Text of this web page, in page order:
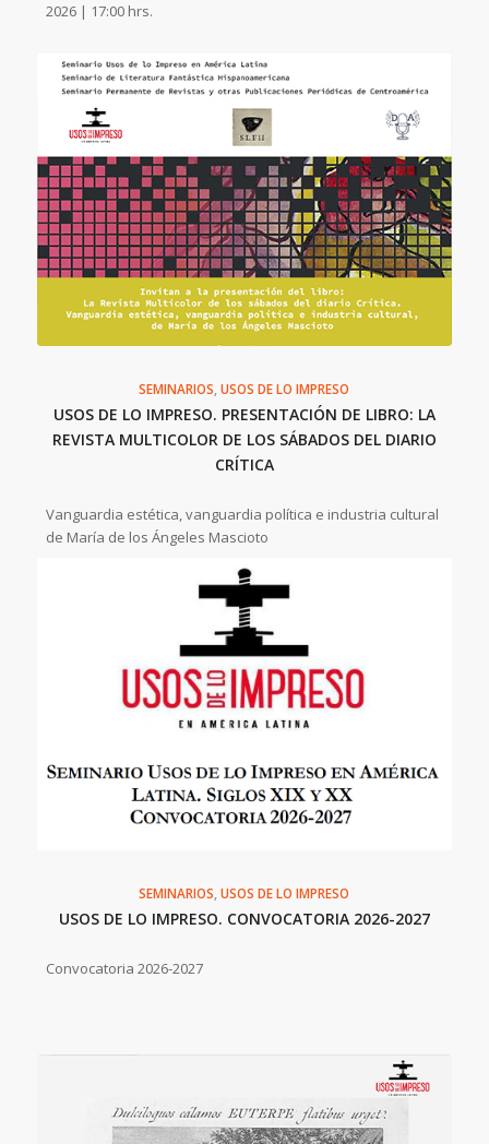
2026 | 17:00 hrs.
SEMINARIOS,USOS DE LO IMPRESO
USOS DE LO IMPRESO. PRESENTACIÓN DE LIBRO: LA
REVISTA MULTICOLOR DE LOS SÁBADOS DEL DIARIO
CRÍTICA
Vanguardia estética, vanguardia política e industria cultural
de María de los Ángeles Mascioto
SEMINARIOS,USOS DE LO IMPRESO
USOS DE LO IMPRESO. CONVOCATORIA 2026-2027
Convocatoria 2026-2027